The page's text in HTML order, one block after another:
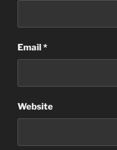
Email*
Website